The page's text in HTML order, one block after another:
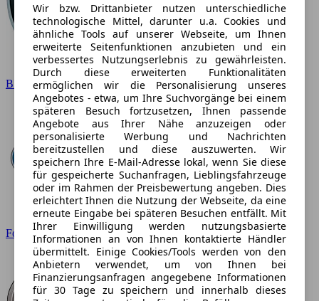
BMW
Ford
Wir bzw. Drittanbieter nutzen unterschiedliche
technologische Mittel, darunter u.a. Cookies und
ähnliche Tools auf unserer Webseite, um Ihnen
erweiterte Seitenfunktionen anzubieten und ein
verbessertes Nutzungserlebnis zu gewährleisten.
Durch diese erweiterten Funktionalitäten
ermöglichen wir die Personalisierung unseres
Angebotes - etwa, um Ihre Suchvorgänge bei einem
späteren Besuch fortzusetzen, Ihnen passende
Angebote aus Ihrer Nähe anzuzeigen oder
personalisierte Werbung und Nachrichten
bereitzustellen und diese auszuwerten. Wir
speichern Ihre E-Mail-Adresse lokal, wenn Sie diese
für gespeicherte Suchanfragen, Lieblingsfahrzeuge
oder im Rahmen der Preisbewertung angeben. Dies
erleichtert Ihnen die Nutzung der Webseite, da eine
erneute Eingabe bei späteren Besuchen entfällt. Mit
Ihrer Einwilligung werden nutzungsbasierte
Informationen an von Ihnen kontaktierte Händler
übermittelt. Einige Cookies/Tools werden von den
Anbietern verwendet, um von Ihnen bei
Finanzierungsanfragen angegebene Informationen
für 30 Tage zu speichern und innerhalb dieses